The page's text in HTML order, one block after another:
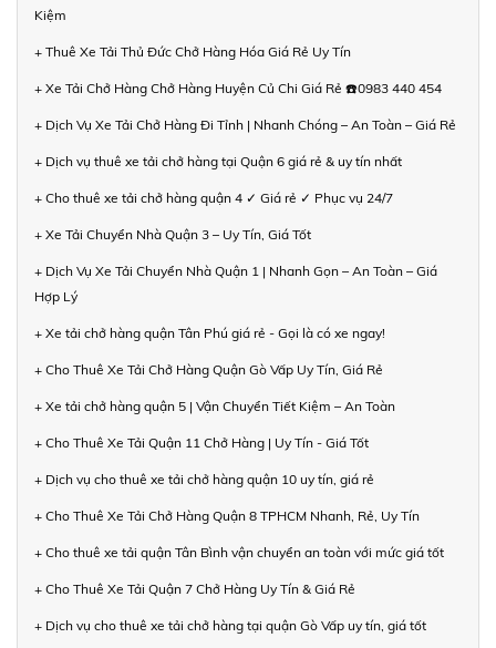
Kiệm
+ Thuê Xe Tải Thủ Đức Chở Hàng Hóa Giá Rẻ Uy Tín
+ Xe Tải Chở Hàng Chở Hàng Huyện Củ Chi Giá Rẻ ☎️0983 440 454
+ Dịch Vụ Xe Tải Chở Hàng Đi Tỉnh | Nhanh Chóng – An Toàn – Giá Rẻ
+ Dịch vụ thuê xe tải chở hàng tại Quận 6 giá rẻ & uy tín nhất
+ Cho thuê xe tải chở hàng quận 4 ✓ Giá rẻ ✓ Phục vụ 24/7
+ Xe Tải Chuyển Nhà Quận 3 – Uy Tín, Giá Tốt
+ Dịch Vụ Xe Tải Chuyển Nhà Quận 1 | Nhanh Gọn – An Toàn – Giá
Hợp Lý
+ Xe tải chở hàng quận Tân Phú giá rẻ - Gọi là có xe ngay!
+ Cho Thuê Xe Tải Chở Hàng Quận Gò Vấp Uy Tín, Giá Rẻ
+ Xe tải chở hàng quận 5 | Vận Chuyển Tiết Kiệm – An Toàn
+ Cho Thuê Xe Tải Quận 11 Chở Hàng | Uy Tín - Giá Tốt
+ Dịch vụ cho thuê xe tải chở hàng quận 10 uy tín, giá rẻ
+ Cho Thuê Xe Tải Chở Hàng Quận 8 TPHCM Nhanh, Rẻ, Uy Tín
+ Cho thuê xe tải quận Tân Bình vận chuyển an toàn với mức giá tốt
+ Cho Thuê Xe Tải Quận 7 Chở Hàng Uy Tín & Giá Rẻ
+ Dịch vụ cho thuê xe tải chở hàng tại quận Gò Vấp uy tín, giá tốt